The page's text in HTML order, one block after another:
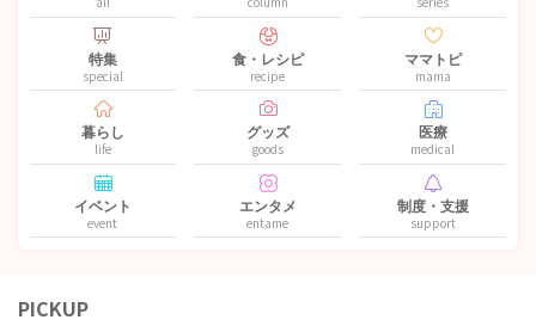
特集
special
食・レシピ
recipe
ママトピ
mama
暮らし
life
グッズ
goods
医療
medical
イベント
event
エンタメ
entame
制度・支援
support
PICKUP